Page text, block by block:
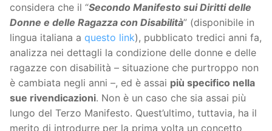
considera che il “Secondo Manifesto sui Diritti delle
Donne e delle Ragazza con Disabilità” (disponibile in
lingua italiana a questo link), pubblicato tredici anni fa,
analizza nei dettagli la condizione delle donne e delle
ragazze con disabilità – situazione che purtroppo non
è cambiata negli anni –, ed è assai più specifico nella
sue rivendicazioni. Non è un caso che sia assai più
lungo del Terzo Manifesto. Quest’ultimo, tuttavia, ha il
merito di introdurre per la prima volta un concetto